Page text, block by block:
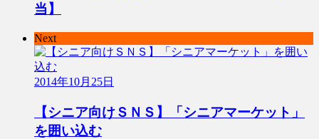
当】
Next
2014年10月25日
【シニア向けＳＮＳ】「シニアマーケット」
を囲い込む